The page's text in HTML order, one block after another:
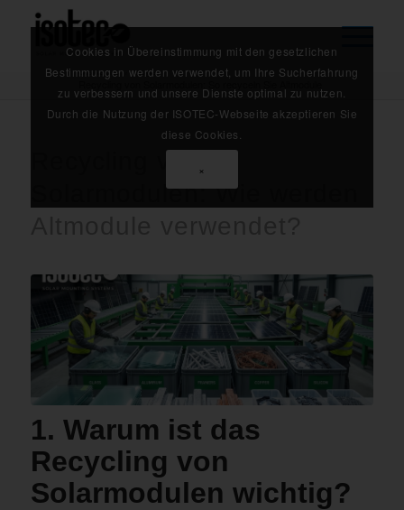
Startseite Blogs /
Recycling von Solarmodulen: So recyceln Sie Altmodule
Solarmodulen: Wie werden
1. Warum ist das
Recycling von
Solarmodulen wichtig?
Cookies in Übereinstimmung mit den gesetzlichen
Bestimmungen werden verwendet, um Ihre Sucherfahrung
zu verbessern und unsere Dienste optimal zu nutzen.
Durch die Nutzung der ISOTEC-Webseite akzeptieren Sie
diese Cookies.
×